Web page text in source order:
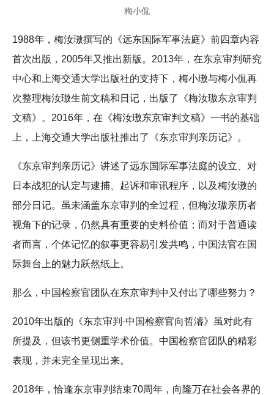
梅小侃
1988年，梅汝璈撰写的《远东国际军事法庭》前四章内容
首次出版，2005年又推出新版。2013年，在东京审判研究
中心和上海交通大学出版社的支持下，梅小璈与梅小侃再
次整理梅汝璈生前文稿和日记，出版了《梅汝璈东京审判
文稿》。2016年，在《梅汝璈东京审判文稿》一书的基础
上，上海交通大学出版社推出了《东京审判亲历记》。
《东京审判亲历记》讲述了远东国际军事法庭的设立、对
日本战犯的认定与逮捕、起诉和审讯程序，以及梅汝璈的
部分日记。虽未涵盖东京审判的全过程，但梅汝璈亲历者
视角下的记录，仍然具有重要的史料价值；而对于普通读
者而言，个体记忆的叙事更容易引发共鸣，中国法官在国
际舞台上的魅力跃然纸上。
那么，中国检察官团队在东京审判中又付出了哪些努力？
2010年出版的《东京审判·中国检察官向哲濬》虽对此有
所提及，但该书更侧重学术价值。中国检察官团队的精彩
表现，并未完全呈现出来。
2018年，恰逢东京审判结束70周年，向隆万在社会各界的